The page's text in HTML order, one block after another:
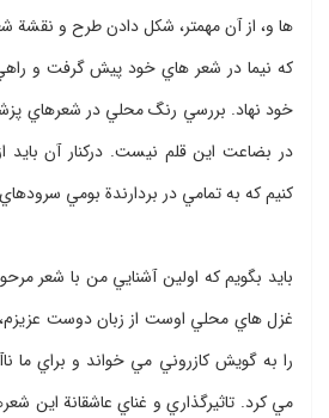
ها و، از آن مهمتر، شكل دادن طرح و نقشة
كه نيما در شعر هاي خود پيش گرفت و
خود نهاد. بررسي رنگ محلي در شعرهاي
در بضاعت اين قلم نيست. دركنار آن بايد
كنيم كه به تمامي در بردارندة بومي
بايد بگويم كه اولين آشنايي من با شعر
غزل هاي محلي اوست از زبان دوست
را به گويش كازروني مي خواند و براي ما
مي كرد. تاثيرگذاري و غناي عاشقانة اين